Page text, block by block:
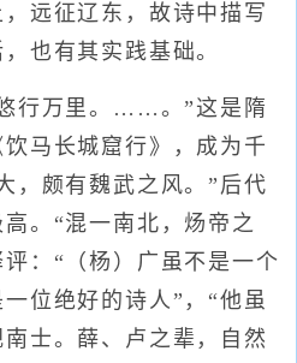
远征辽东，故诗中描写
也有其实践基础。
万里。……。”这是隋
马长城窟行》，成为千
，颇有魏武之风。”后代
。“混一南北，炀帝之
：“（杨）广虽不是一个
位绝好的诗人”，“他虽
士。薛、卢之辈，自然